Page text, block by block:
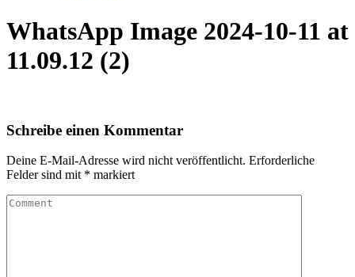
WhatsApp Image 2024-10-11 at
11.09.12 (2)
Schreibe einen Kommentar
Deine E-Mail-Adresse wird nicht veröffentlicht. Erforderliche
Felder sind mit * markiert